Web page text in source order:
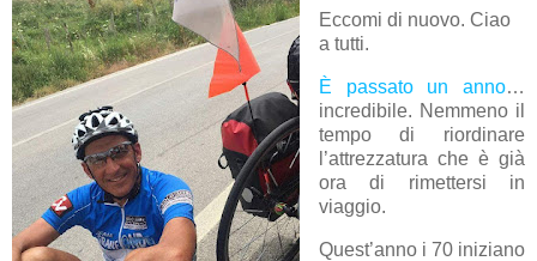
Eccomi di nuovo. Ciao
a tutti.
È passato un anno…
incredibile. Nemmeno il
tempo di riordinare
l’attrezzatura che è già
ora di rimettersi in
viaggio.
Quest’anno i 70 iniziano